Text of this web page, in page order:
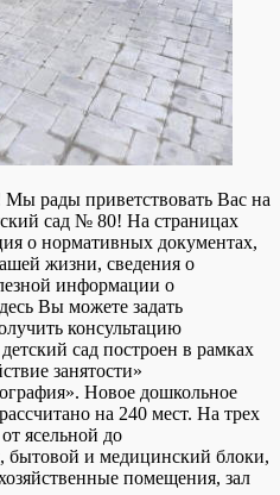
рады приветствовать Вас на
сад № 80! На страницах
о нормативных документах,
жизни, сведения о
информации о
Вы можете задать
консультацию
сад построен в рамках
занятости»
Новое дошкольное
на 240 мест. На трех
ясельной до
бытовой и медицинский блоки,
помещения, зал